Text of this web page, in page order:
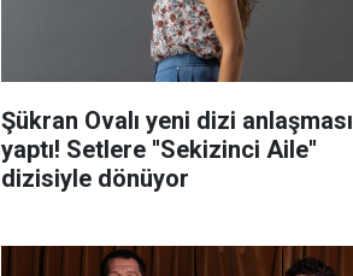
Şükran Ovalı yeni dizi anlaşması
yaptı! Setlere ''Sekizinci Aile''
dizisiyle dönüyor